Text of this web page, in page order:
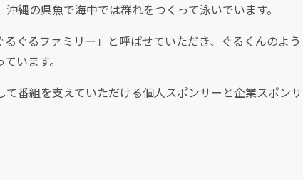
縄の県魚で海中では群れをつくって泳いでいます。
ぐるファミリー」と呼ばせていただき、ぐるくんのよう
います。
番組を支えていただける個人スポンサーと企業スポンサ